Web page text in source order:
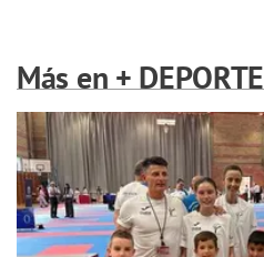
Más en + DEPORTE